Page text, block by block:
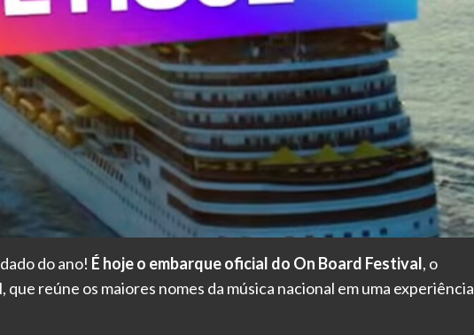
do ano! É hoje o embarque oficial do On Board Festival, o
que reúne os maiores nomes da música nacional em uma experiência